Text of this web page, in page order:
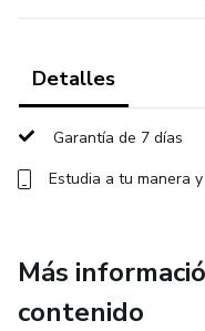
Vamos allá.
Detalles
Garantía de 7 días
Estudia a tu manera
Más
contenido